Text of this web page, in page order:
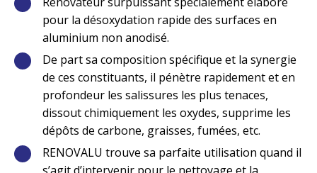
pour la désoxydation rapide des surfaces en
aluminium non anodisé.
De part sa composition spécifique et la synergie
de ces constituants, il pénètre rapidement et en
profondeur les salissures les plus tenaces,
dissout chimiquement les oxydes, supprime les
dépôts de carbone, graisses, fumées, etc.
RENOVALU trouve sa parfaite utilisation quand il